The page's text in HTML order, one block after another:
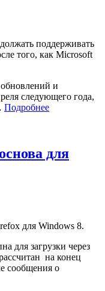
поддерживать
того, как Microsoft
обновлений и
следующего года,
Подробнее
для
для Windows 8.
для загрузки через
на конец
сообщения о